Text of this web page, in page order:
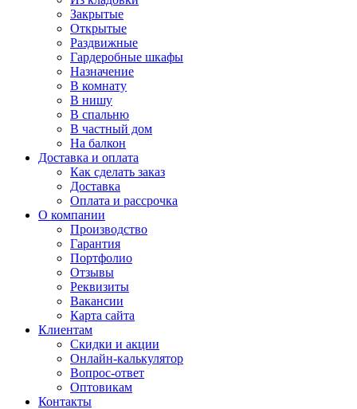
Закрытые
Открытые
Раздвижные
Гардеробные шкафы
Назначение
В комнату
В нишу
В спальню
В частный дом
На балкон
Доставка и оплата
Как сделать заказ
Доставка
Оплата и рассрочка
О компании
Производство
Гарантия
Портфолио
Отзывы
Реквизиты
Вакансии
Карта сайта
Клиентам
Скидки и акции
Онлайн-калькулятор
Вопрос-ответ
Оптовикам
Контакты